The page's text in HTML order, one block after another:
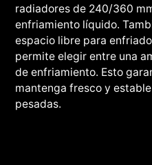
radiadores de 240/360
enfriamiento líquido.
espacio libre para
permite elegir entre una
de enfriamiento. Esto
mantenga fresco y
pesadas.